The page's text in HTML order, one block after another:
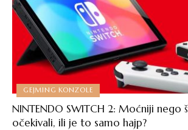
GEJMING KONZOLE
NINTENDO SWITCH 2: Moćniji nego
očekivali, ili je to samo hajp?